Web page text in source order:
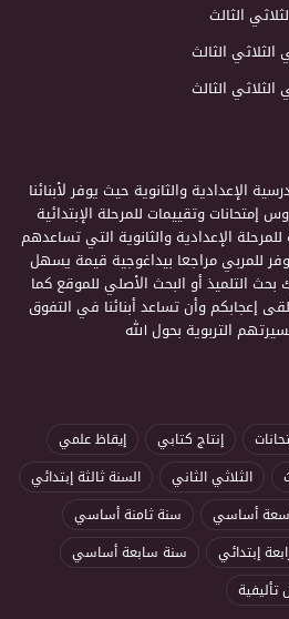
الثالث
الثالث
الثالث
الإعدادية والثانوية حيث يوفر لأبنائنا
إمتحانات وتقييمات للمرحلة الإبتدائية
الإعدادية والثانوية التي تساعدهم
للمربي مراجعا بيداغوجية قيمة يسهل
بحث التلميذ أو البحث الأصلي للموقع كما
إعجابكم وأن تساعد أبنائنا في التفوق
التربوية بحول الله
إنتاج كتابي
إيقاظ علمي
الثلاثي الثاني
السنة ثالثة إبتدائي
أساسي
سنة ثامنة أساسي
إبتدائي
سنة سابعة أساسي